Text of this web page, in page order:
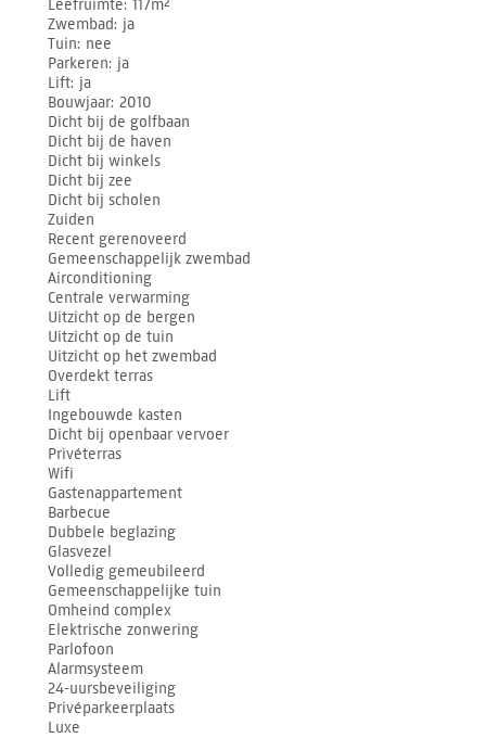
Leefruimte 117m²
Zwembad ja
Tuin nee
Parkeren ja
Lift ja
Bouwjaar 2010
Dicht bij de golfbaan
Dicht bij de haven
Dicht bij winkels
Dicht bij zee
Dicht bij scholen
Zuiden
Recent gerenoveerd
Gemeenschappelijk zwembad
Airconditioning
Centrale verwarming
Uitzicht op de bergen
Uitzicht op de tuin
Uitzicht op het zwembad
Overdekt terras
Lift
Ingebouwde kasten
Dicht bij openbaar vervoer
Privéterras
Wifi
Gastenappartement
Barbecue
Dubbele beglazing
Glasvezel
Volledig gemeubileerd
Gemeenschappelijke tuin
Omheind complex
Elektrische zonwering
Parlofoon
Alarmsysteem
24-uursbeveiliging
Privéparkeerplaats
Luxe